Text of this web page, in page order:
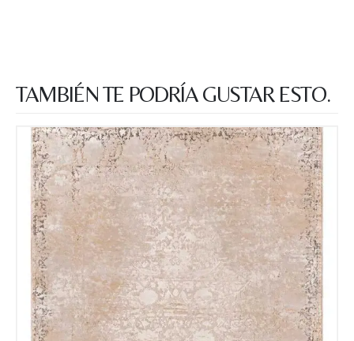
TAMBIÉN TE PODRÍA GUSTAR ESTO.